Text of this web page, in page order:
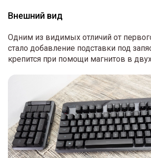
Внешний вид
Одним из видимых отличий от
стало добавление подставки под
крепится при помощи магнитов в